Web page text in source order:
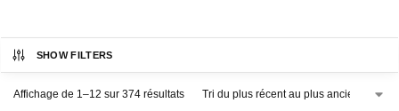
SHOW FILTERS
Affichage de 1–12 sur 374 résultats